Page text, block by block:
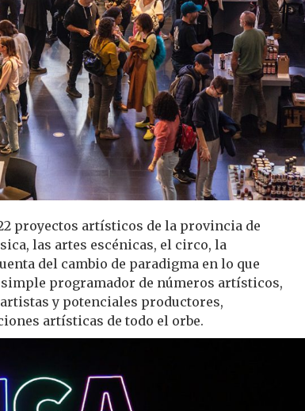
proyectos artísticos de la provincia de
las artes escénicas, el circo, la
del cambio de paradigma en lo que
programador de números artísticos,
y potenciales productores,
artísticas de todo el orbe.